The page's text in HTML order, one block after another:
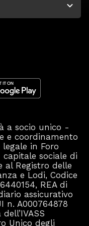
per le offerte:
Condominio
il documento
per le offerte:
il documento
per le offerte:
il documento
a socio unico -
e coordinamento
legale in Foro
capitale sociale di
al Registro delle
e Lodi, Codice
REA di
assicurativo
n. A000764878
Unico degli